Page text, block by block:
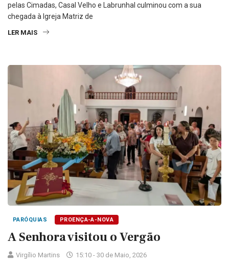
pelas Cimadas, Casal Velho e Labrunhal culminou com a sua
chegada à Igreja Matriz de
LER MAIS
PARÓQUIAS PROENÇA-A-NOVA
A Senhora visitou o Vergão
Virgílio Martins 15:10 - 30 de Maio, 2026